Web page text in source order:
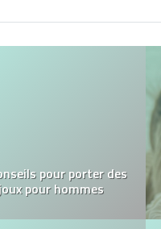
d’opter pour les
muraux